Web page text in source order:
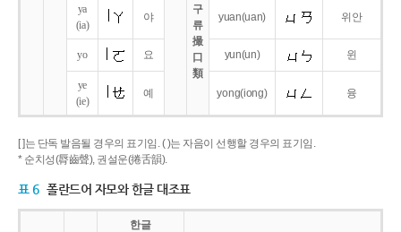
구
류
撮
口
類
ya
(ia)
야 yuan(uan) 위안
yo 요 yun(un) 윈
ye
(ie)
예 yong(iong) 융
[ ]는 단독 발음될 경우의 표기임. ( )는 자음이 선행할 경우의 표기임.
* 순치성(脣齒聲), 권설운(捲舌韻).
표 6 폴란드어 자모와 한글 대조표
한글